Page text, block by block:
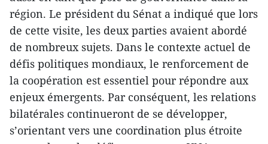
région. Le président du Sénat a indiqué que lors
de cette visite, les deux parties avaient abordé
de nombreux sujets. Dans le contexte actuel de
défis politiques mondiaux, le renforcement de
la coopération est essentiel pour répondre aux
enjeux émergents. Par conséquent, les relations
bilatérales continueront de se développer,
s’orientant vers une coordination plus étroite